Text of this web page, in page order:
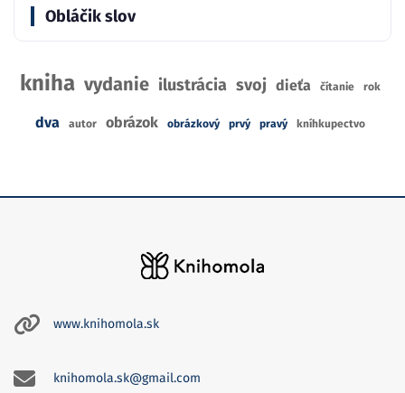
Obláčik slov
kniha vydanie ilustrácia svoj dieťa čítanie rok
dva autor obrázok obrázkový prvý pravý kníhkupectvo
www.knihomola.sk
knihomola.sk@gmail.com